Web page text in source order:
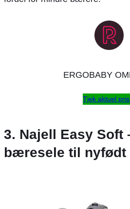
ERGOBABY
Tjek aktuel
3. Najell Easy Soft
bæresele til nyfødt